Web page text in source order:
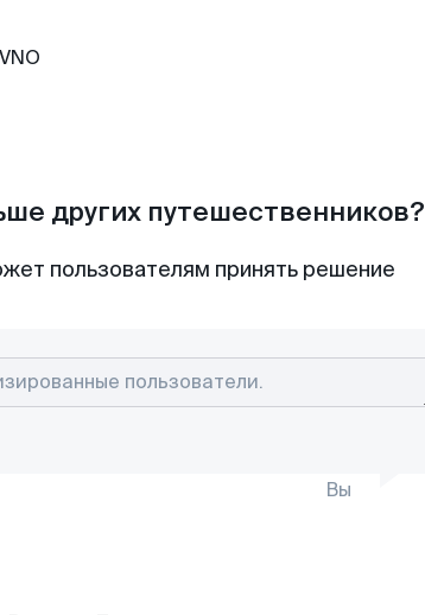
VNO
других путешественников?
пользователям принять решение
Вы